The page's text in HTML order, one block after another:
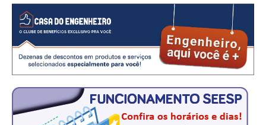
CONVÊNIOS
PLANO DE SAÚDE
CAMPANHAS SALARIAIS